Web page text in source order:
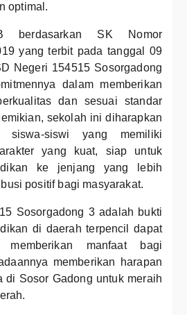
optimal.
berdasarkan SK Nomor
yang terbit pada tanggal 09
Negeri 154515 Sosorgadong
dalam memberikan
dan sesuai standar
sekolah ini diharapkan
siswa-siswi yang memiliki
yang kuat, siap untuk
ke jenjang yang lebih
positif bagi masyarakat.
Sosorgadong 3 adalah bukti
di daerah terpencil dapat
memberikan manfaat bagi
memberikan harapan
di Sosor Gadong untuk meraih